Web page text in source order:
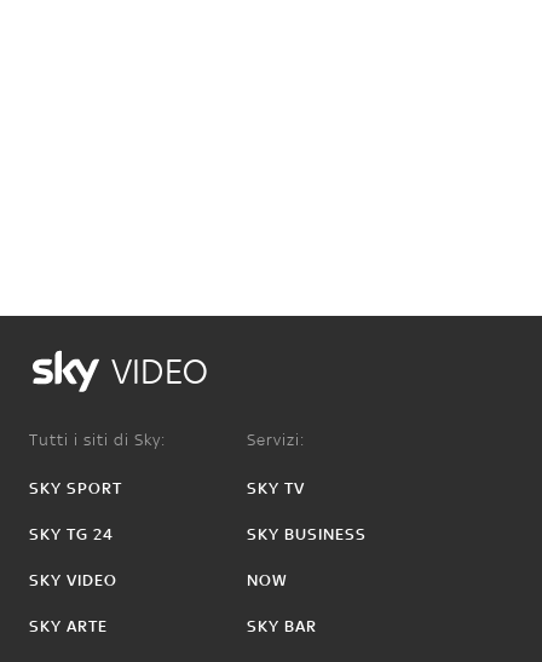
VIDEO
Tutti i siti di Sky:
SKY SPORT
SKY TG 24
SKY VIDEO
SKY ARTE
Servizi:
SKY TV
SKY BUSINESS
NOW
SKY BAR